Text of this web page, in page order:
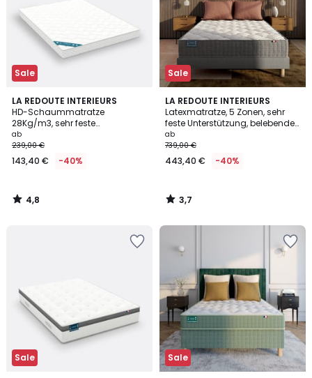
Sale
LA REDOUTE INTERIEURS
HD-Schaummatratze
28Kg/m3, sehr feste
Unterstützung, weicher
Liegekomfort
ab
239,00 €
143,40 € -40%
4,8
/ 5
4,8
/
Sale
LA REDOUTE INTERIEURS
Latexmatratze, 5 Zonen, sehr
feste Unterstützung, belebender
Liegekomfort
ab
739,00 €
443,40 € -40%
3,7
/ 5
3,7
/
Sale Sale